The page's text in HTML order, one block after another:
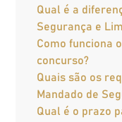
Qual é a
Segurança e
Como funciona
concurso?
Quais são os
Mandado de
Qual é o prazo